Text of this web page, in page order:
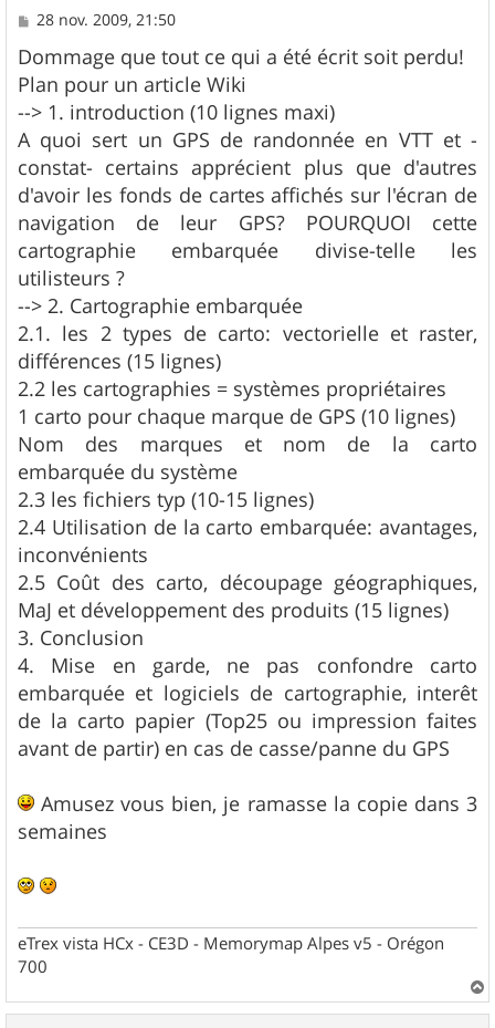
M
s
s
a
g
e
28 nov. 2009, 21:50
Dommage que tout ce qui a été écrit soit perdu!
Plan pour un article Wiki
--> 1. introduction (10 lignes maxi)
A quoi sert un GPS de randonnée en VTT et -
constat- certains apprécient plus que d'autres
d'avoir les fonds de cartes affichés sur l'écran de
navigation de leur GPS? POURQUOI cette
cartographie embarquée divise-telle les
utilisteurs ?
--> 2. Cartographie embarquée
2.1. les 2 types de carto: vectorielle et raster,
différences (15 lignes)
2.2 les cartographies = systèmes propriétaires
1 carto pour chaque marque de GPS (10 lignes)
Nom des marques et nom de la carto
embarquée du système
2.3 les fichiers typ (10-15 lignes)
2.4 Utilisation de la carto embarquée: avantages,
inconvénients
2.5 Coût des carto, découpage géographiques,
MaJ et développement des produits (15 lignes)
3. Conclusion
4. Mise en garde, ne pas confondre carto
embarquée et logiciels de cartographie, interêt
de la carto papier (Top25 ou impression faites
avant de partir) en cas de casse/panne du GPS
Amusez vous bien, je ramasse la copie dans 3
semaines
eTrex vista HCx - CE3D - Memorymap Alpes v5 - Orégon
700
a